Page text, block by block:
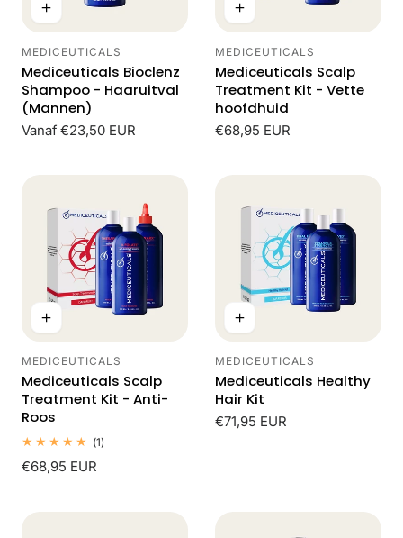
Leverancier:
MEDICEUTICALS
Mediceuticals Bioclenz
Shampoo - Haaruitval
(Mannen)
Normale
Vanaf €23,50 EUR
Leverancier:
MEDICEUTICALS
Mediceuticals Scalp
Treatment Kit - Vette
hoofdhuid
Normale
€68,95 EUR
Leverancier:
MEDICEUTICALS
Mediceuticals Scalp
Treatment Kit - Anti-
Roos
(1)1
Normale
€68,95 EUR
Leverancier:
MEDICEUTICALS
Mediceuticals Healthy
Hair Kit
Normale
€71,95 EUR